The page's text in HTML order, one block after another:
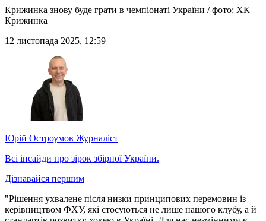
Крижинка знову буде грати в чемпіонаті України / фото: ХК
Крижинка
12 листопада 2025, 12:59
Юрій Остроумов Журналіст
Всі інсайди про зірок збірної України.
Дізнавайся першим
"Рішення ухвалене після низки принципових перемовин із
керівництвом ФХУ, які стосуються не лише нашого клубу, а й